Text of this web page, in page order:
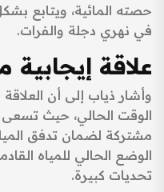
حصته المائية، ويتابع
في نهري دجلة والفرات.
علاقة إيجابية
وأشار ذياب إلى أن
الوقت الحالي، حيث تسعى
مشتركة لضمان تدفق
الوضع الحالي للمياه
تحديات كبيرة.